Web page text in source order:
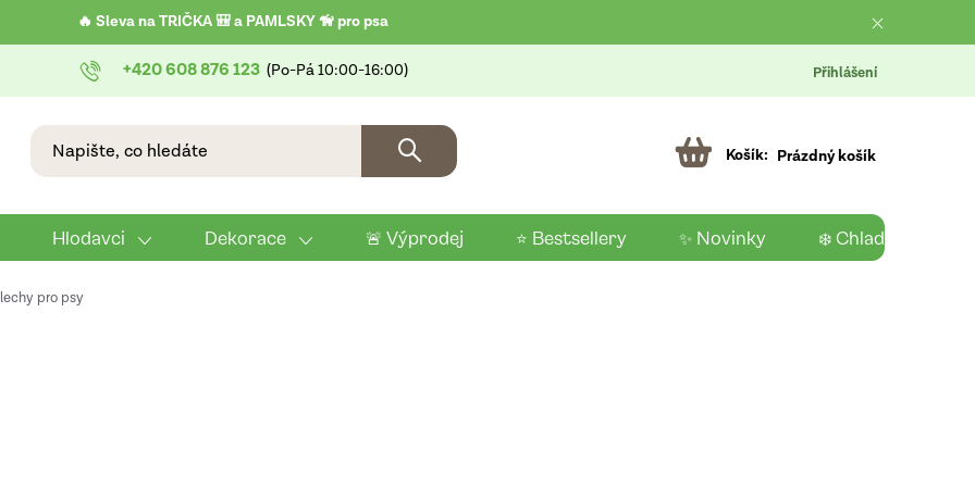
🔥 Sleva na TRIČKA 🎒 a PAMLSKY 🦮 pro psa
+420 608 876 123 Přihlášení
Prázdný košík
Hlodavci Dekorace 🚨 Výprodej ⭐ Bestsellery ✨ Novinky ❄️ Chladící
pro psy